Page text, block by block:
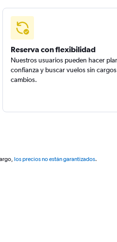
Reserva con flexibilidad
Nuestros usuarios pueden hacer
confianza y buscar vuelos sin
cambios.
los precios no están garantizados.